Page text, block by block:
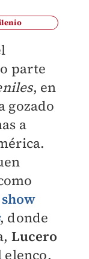
parte
, en
gozado
a
, donde
Lucero
elenco.